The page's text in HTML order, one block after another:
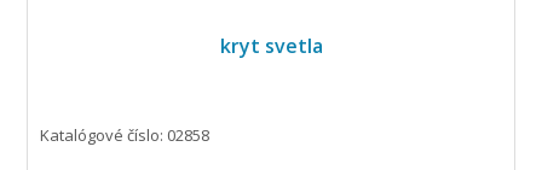
kryt svetla
Katalógové číslo: 02858